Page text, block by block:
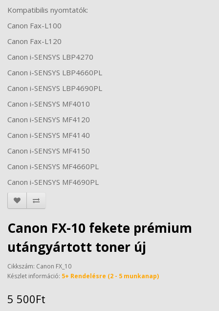
Kompatibilis nyomtatók:
Canon Fax-L100
Canon Fax-L120
Canon i-SENSYS LBP4270
Canon i-SENSYS LBP4660PL
Canon i-SENSYS LBP4690PL
Canon i-SENSYS MF4010
Canon i-SENSYS MF4120
Canon i-SENSYS MF4140
Canon i-SENSYS MF4150
Canon i-SENSYS MF4660PL
Canon i-SENSYS MF4690PL
Canon FX-10 fekete prémium
utángyártott toner új
Cikkszám: Canon FX_10
Készlet információ: 5+ Rendelésre (2 - 5 munkanap)
5 500Ft